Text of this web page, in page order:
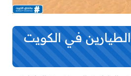
في الكويت